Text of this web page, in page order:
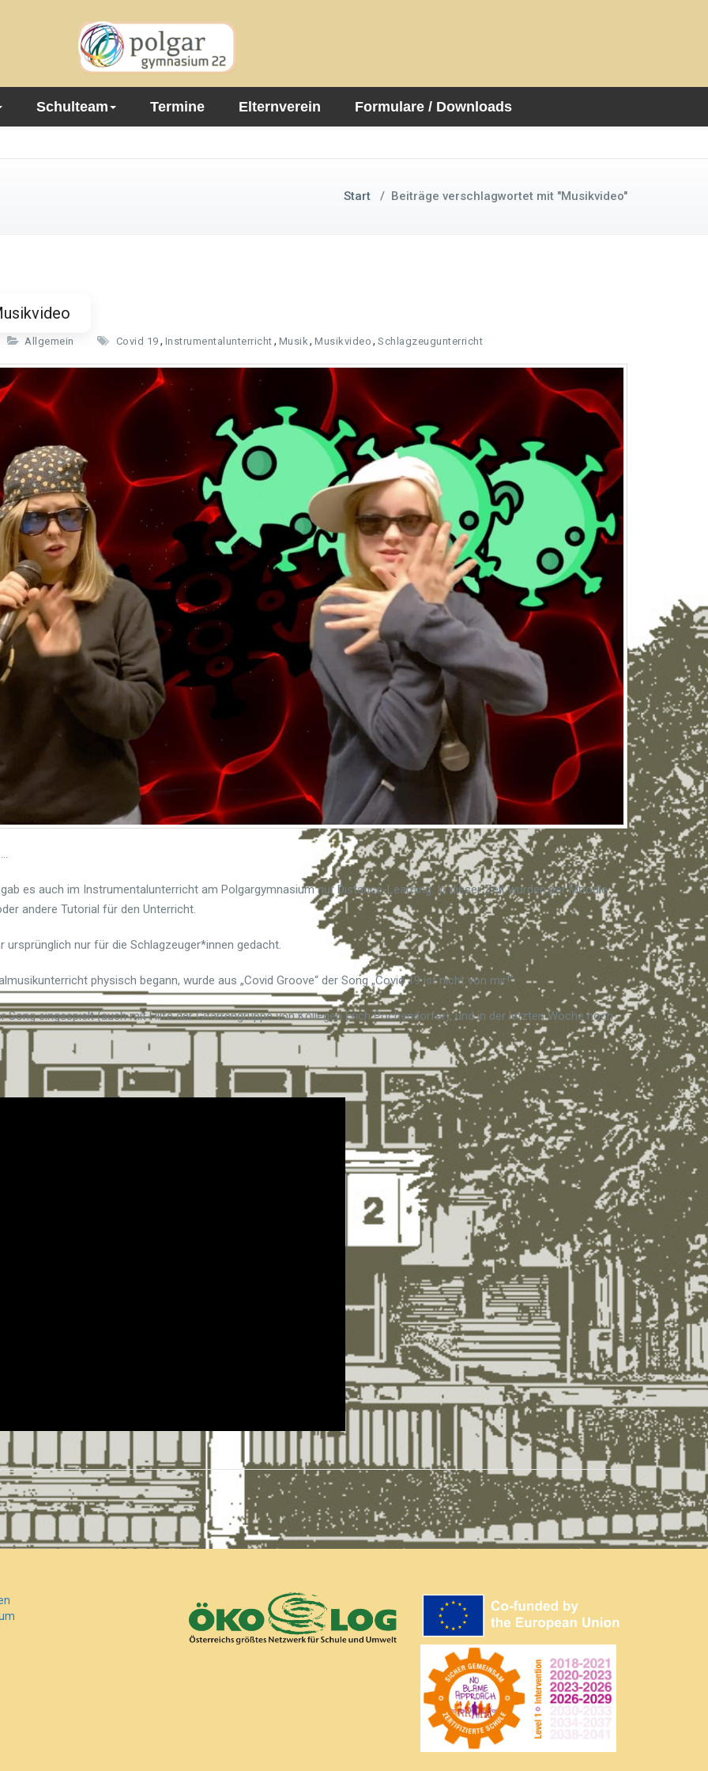
Schulteam Termine Elternverein Formulare / Downloads
Start / Beiträge verschlagwortet mit "Musikvideo"
Allgemein Covid 19 , Instrumentalunterricht , Musik, Musikvideo , Schlagzeugunterricht
…
es auch im Instrumentalunterricht am Polgargymnasium nur Distance-Learning. In dieser Zeit wurden per Moodle
andere Tutorial für den Unterricht.
ursprünglich nur für die Schlagzeuger*innen gedacht.
physisch begann, wurde aus „Covid Groove“ der Song „Covid 19 ist nicht von mir!“.
Song eingespielt (auch mit Hilfe der Gitarrengruppe von Kollegen Erich Pochendorfer), und in der letzten Woche noch